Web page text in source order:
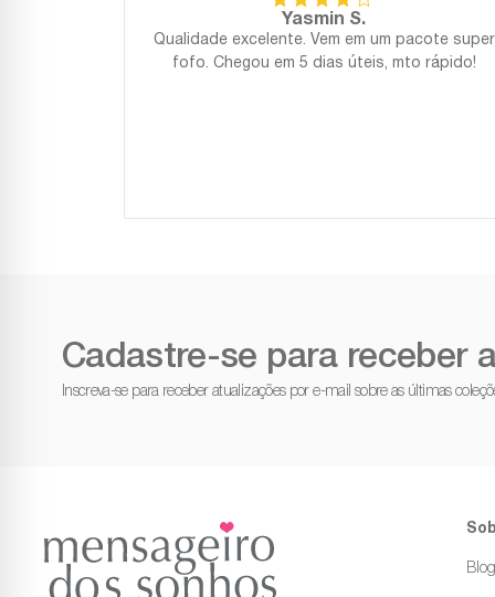
Yasmin S.
Qualidade excelente. Vem em um pacote super
fofo. Chegou em 5 dias úteis, mto rápido!
Cadastre-se para receber
Inscreva-se para receber atualizações por e-mail sobre as últimas
Blog